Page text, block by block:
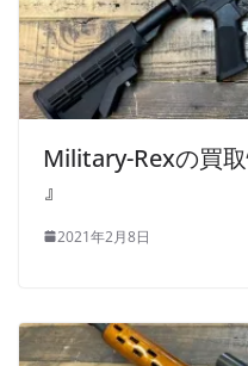
Military-Rexの買
』
2021年2月8日